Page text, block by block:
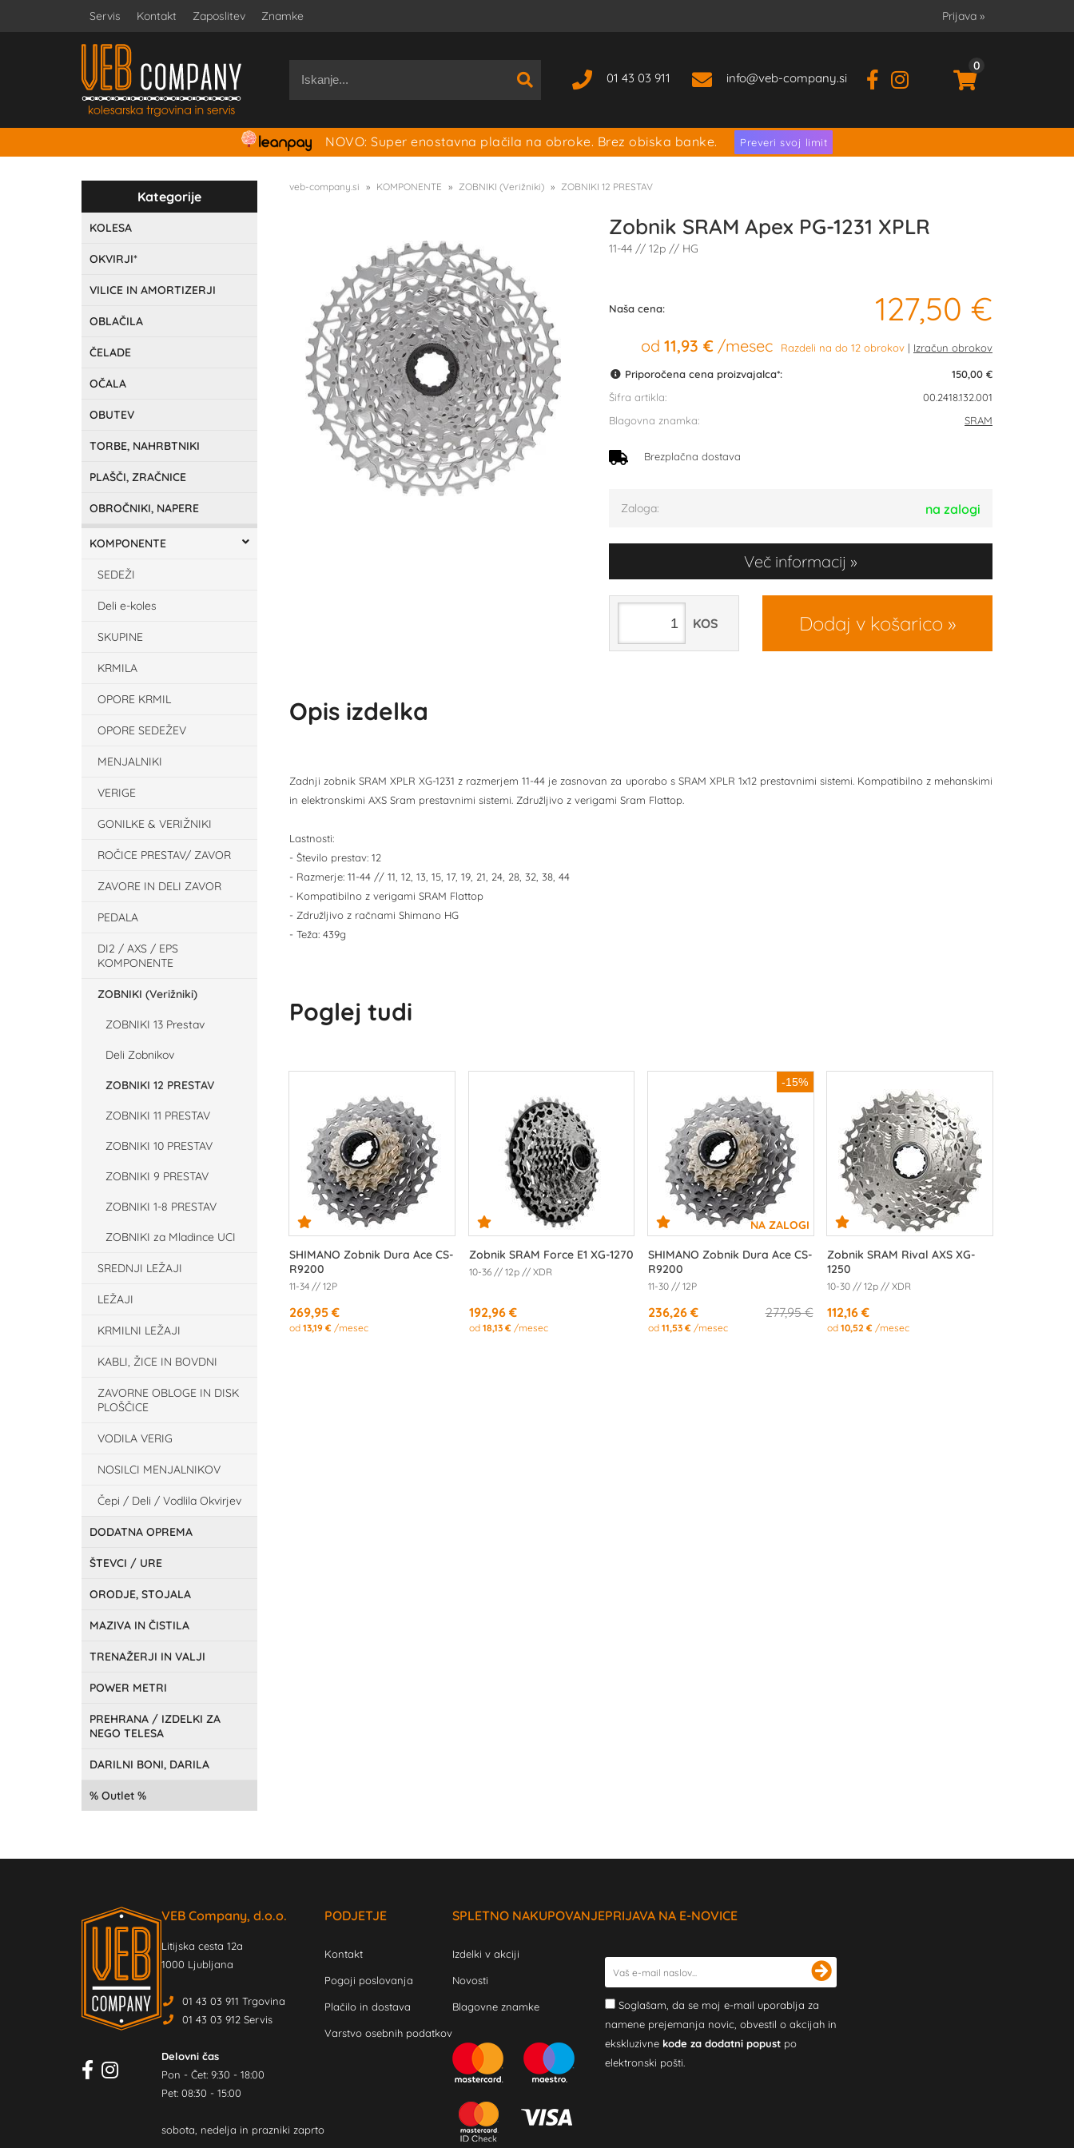
Servis Kontakt Zaposlitev Znamke Prijava »
01 43 03 911 info veb-company.si
0
NOVO: Super enostavna plačila na obroke. Brez obiska banke. Preveri svoj limit
Kategorije
KOLESA
OKVIRJI*
VILICE IN AMORTIZERJI
OBLAČILA
ČELADE
OČALA
OBUTEV
TORBE, NAHRBTNIKI
PLAŠČI, ZRAČNICE
OBROČNIKI, NAPERE
KOMPONENTE
SEDEŽI
Deli e-koles
SKUPINE
KRMILA
OPORE KRMIL
OPORE SEDEŽEV
MENJALNIKI
VERIGE
GONILKE & VERIŽNIKI
ROČICE PRESTAV/ ZAVOR
ZAVORE IN DELI ZAVOR
PEDALA
DI2 / AXS / EPS
KOMPONENTE
ZOBNIKI (Verižniki)
ZOBNIKI 13 Prestav
Deli Zobnikov
ZOBNIKI 12 PRESTAV
ZOBNIKI 11 PRESTAV
ZOBNIKI 10 PRESTAV
ZOBNIKI 9 PRESTAV
ZOBNIKI 1-8 PRESTAV
ZOBNIKI za Mladince UCI
SREDNJI LEŽAJI
LEŽAJI
KRMILNI LEŽAJI
KABLI, ŽICE IN BOVDNI
ZAVORNE OBLOGE IN DISK
PLOŠČICE
VODILA VERIG
NOSILCI MENJALNIKOV
Čepi / Deli / Vodlila Okvirjev
DODATNA OPREMA
ŠTEVCI / URE
ORODJE, STOJALA
MAZIVA IN ČISTILA
TRENAŽERJI IN VALJI
POWER METRI
PREHRANA / IZDELKI ZA
NEGO TELESA
DARILNI BONI, DARILA
Outlet
veb-company.si KOMPONENTE ZOBNIKI (Verižniki) ZOBNIKI 12 PRESTAV
Zobnik SRAM Apex PG-1231 XPLR
11-44 // 12p // HG
Naša cena: 127,50 €
od 11,93 € /mesec Razdeli na do 12 obrokov
Priporočena cena proizvajalca*:
150,00 €
Šifra artikla:
00.2418.132.001
Blagovna znamka:
SRAM
Brezplačna dostava
Zaloga: na zalogi
Več informacij
Dodaj v košarico
KOS
Opis izdelka
Zadnji zobnik SRAM XPLR XG-1231 z razmerjem 11-44 je zasnovan za uporabo s SRAM XPLR 1x12 prestavnimi sistemi. Kompatibilno z mehanskimi
in elektronskimi AXS Sram prestavnimi sistemi. Združljivo z verigami Sram Flattop.
Lastnosti:
- Število prestav: 12
- Razmerje: 11-44 // 11, 12, 13, 15, 17, 19, 21, 24, 28, 32, 38, 44
- Kompatibilno z verigami SRAM Flattop
- Združljivo z račnami Shimano HG
- Teža: 439g
Poglej tudi
SHIMANO Zobnik Dura Ace CS-
R9200
11-34 // 12P
269,95 €
od13,19 € /mesec
Zobnik SRAM Force E1 XG-1270
10-36 // 12p // XDR
192,96 €
od 18,13 € /mesec
-15%
SHIMANO Zobnik Dura Ace CS-
R9200
11-30 // 12P
277,95 €
236,26 €
od11,53 € /mesec
Zobnik SRAM Rival AXS XG-
1250
10-30 // 12p // XDR
112,16 €
od10,52 € /mesec
VEB Company, d.o.o.
Litijska cesta 12a
1000 Ljubljana
01 43 03 911 Trgovina
01 43 03 912 Servis
Delovni čas
Pon - Čet: 9:30 - 18:00
Pet: 08:30 - 15:00
sobota, nedelja in prazniki zaprto
PODJETJE
Kontakt
Pogoji poslovanja
Plačilo in dostava
Varstvo osebnih podatkov
SPLETNO NAKUPOVANJE
Izdelki v akciji
Novosti
Blagovne znamke
PRIJAVA NA E-NOVICE
Soglašam, da se moj e-mail uporablja za
namene prejemanja novic, obvestil o akcijah in
ekskluzivne kode za dodatni popust po
elektronski pošti.